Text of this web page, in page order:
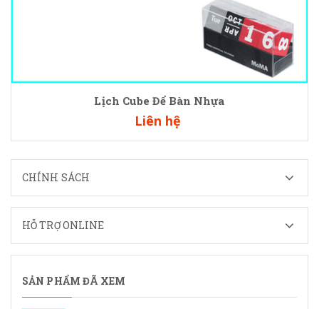
Lịch Cube Để Bàn Nhựa
Liên hệ
CHÍNH SÁCH
HỖ TRỢ ONLINE
SẢN PHẨM ĐÃ XEM